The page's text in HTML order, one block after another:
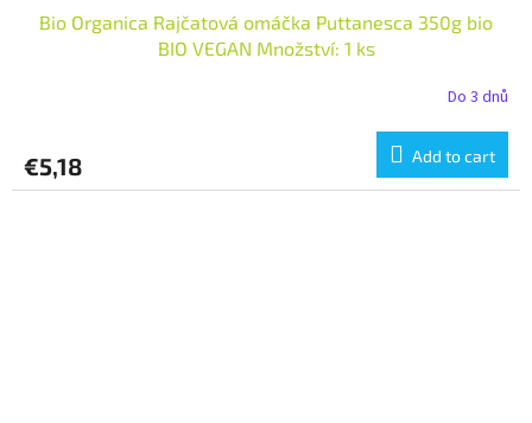
Bio Organica Rajčatová omáčka Puttanesca 350g bio
BIO VEGAN Množství: 1 ks
Do 3 dnů
€5,18 Add to cart